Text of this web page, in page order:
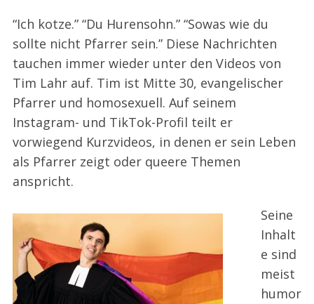
“Ich kotze.” “Du Hurensohn.” “Sowas wie du
sollte nicht Pfarrer sein.” Diese Nachrichten
tauchen immer wieder unter den Videos von
Tim Lahr auf. Tim ist Mitte 30, evangelischer
Pfarrer und homosexuell. Auf seinem
Instagram- und TikTok-Profil teilt er
vorwiegend Kurzvideos, in denen er sein Leben
als Pfarrer zeigt oder queere Themen
anspricht.
Seine
Inhalt
e sind
meist
humor